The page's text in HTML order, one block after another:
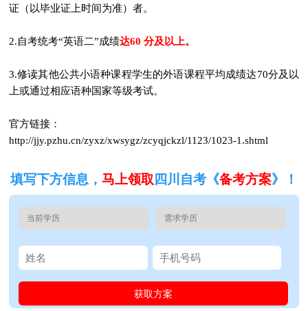
证（以毕业证上时间为准）者。
2.自考统考“英语二”成绩达60 分及以上。
3.修读其他公共小语种课程学生的外语课程平均成绩达70分及以
上或通过相应语种国家等级考试。
官方链接：
http://jjy.pzhu.cn/zyxz/xwsygz/zcyqjckzl/1123/1023-1.shtml
填写下方信息， 马上领取 四川自考《备考方案》！